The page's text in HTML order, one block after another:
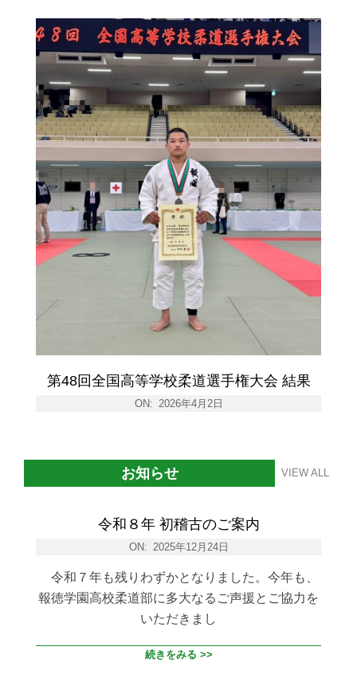
第48回全国高等学校柔道選手権大会 結果
ON: 2026年4月2日
お知らせ VIEW ALL
令和８年 初稽古のご案内
ON: 2025年12月24日
令和７年も残りわずかとなりました。今年も、
報徳学園高校柔道部に多大なるご声援とご協力を
いただきまし
続きをみる >>